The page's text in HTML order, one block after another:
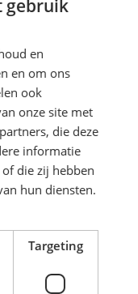
gebruik
en
en om ons
ook
onze site met
die deze
informatie
die zij hebben
hun diensten.
Targeting